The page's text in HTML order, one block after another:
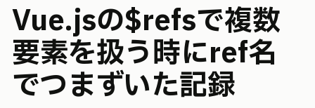
Vue.jsの$refsで複数
要素を扱う時にref名
でつまずいた記録